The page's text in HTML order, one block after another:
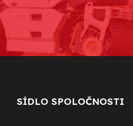
SÍDLO SPOLOČNOSTI